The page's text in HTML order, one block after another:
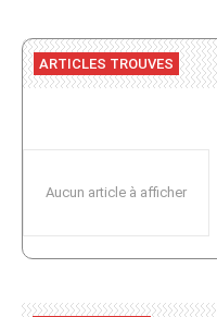
ARTICLES TROUVES
Aucun article à afficher